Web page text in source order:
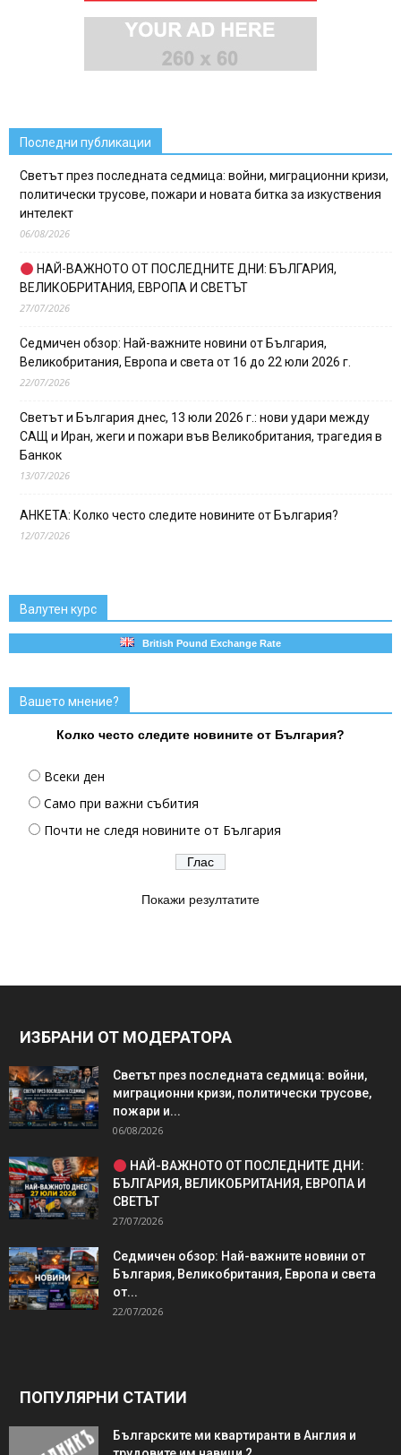
Последни публикации
Светът през последната седмица: войни, миграционни кризи,
политически трусове, пожари и новата битка за изкуствения
интелект
06/08/2026
НАЙ-ВАЖНОТО ОТ ПОСЛЕДНИТЕ ДНИ: БЪЛГАРИЯ,
ВЕЛИКОБРИТАНИЯ, ЕВРОПА И СВЕТЪТ
27/07/2026
Седмичен обзор: Най-важните новини от България,
Великобритания, Европа и света от 16 до 22 юли 2026 г.
22/07/2026
Светът и България днес, 13 юли 2026 г.: нови удари между
САЩ и Иран, жеги и пожари във Великобритания, трагедия в
Банкок
13/07/2026
АНКЕТА: Колко често следите новините от България?
12/07/2026
Валутен курс
British Pound Exchange Rate
Вашето мнение?
Колко често следите новините от България?
Всеки ден
Само при важни събития
Почти не следя новините от България
Покажи резултатите
ИЗБРАНИ ОТ МОДЕРАТОРА
Светът през последната седмица: войни,
миграционни кризи, политически трусове,
пожари и...
06/08/2026
НАЙ-ВАЖНОТО ОТ ПОСЛЕДНИТЕ ДНИ:
БЪЛГАРИЯ, ВЕЛИКОБРИТАНИЯ, ЕВРОПА И
СВЕТЪТ
27/07/2026
Седмичен обзор: Най-важните новини от
България, Великобритания, Европа и света
от...
22/07/2026
ПОПУЛЯРНИ СТАТИИ
Българските ми квартиранти в Англия и